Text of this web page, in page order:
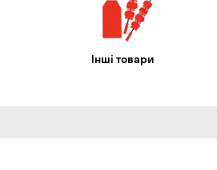
Інші товари